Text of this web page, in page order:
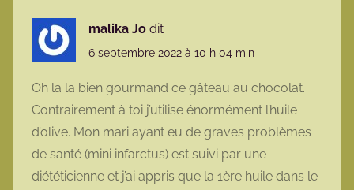
malika Jo dit :
6 septembre 2022 à 10 h 04 min
Oh la la bien gourmand ce gâteau au chocolat.
Contrairement à toi j’utilise énormément l’huile
d’olive. Mon mari ayant eu de graves problèmes
de santé (mini infarctus) est suivi par une
diététicienne et j’ai appris que la 1ère huile dans le